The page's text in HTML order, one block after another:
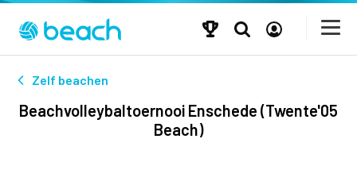
Zelf beachen
Beachvolleybaltoernooi Enschede (Twente'05
Beach)